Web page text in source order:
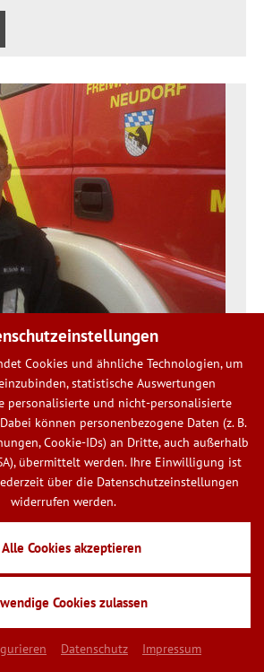
Cookies und ähnliche Technologien, um
statistische Auswertungen
personalisierte und nicht-personalisierte
können personenbezogene Daten (z. B.
Cookie-IDs) an Dritte, auch außerhalb
übermittelt werden. Ihre Einwilligung ist
über die Datenschutzeinstellungen
widerrufen werden.
Cookies akzeptieren
Cookies zulassen
Datenschutz Impressum
als
der Staatlichen
Regensburg
von FFW Neudorf
der aktiven Mannschaft